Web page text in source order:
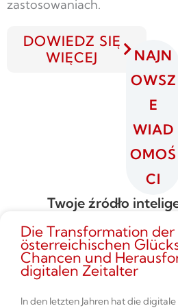
zastosowaniach.
DOWIEDZ SIĘ
WIĘCEJ
NAJN
OWSZ
E
WIAD
OMOŚ
CI
Twoje źródło
Die Transformation der
österreichischen
Chancen und
digitalen Zeitalter
In den letzten Jahren hat die